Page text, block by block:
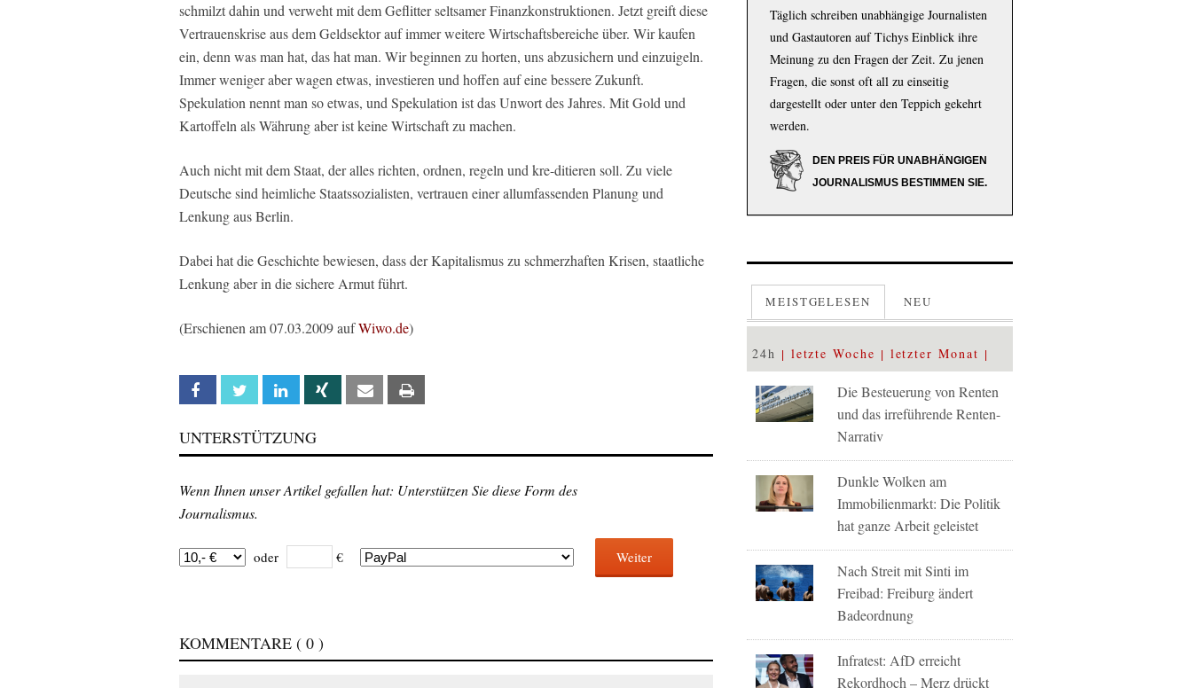
schmilzt dahin und verweht mit dem Geflitter seltsamer Finanzkonstruktionen. Jetzt greift diese
Vertrauenskrise aus dem Geldsektor auf immer weitere Wirtschaftsbereiche über. Wir kaufen
ein, denn was man hat, das hat man. Wir beginnen zu horten, uns abzusichern und einzuigeln.
Immer weniger aber wagen etwas, investieren und hoffen auf eine bessere Zukunft.
Spekulation nennt man so etwas, und Spekulation ist das Unwort des Jahres. Mit Gold und
Kartoffeln als Währung aber ist keine Wirtschaft zu machen.
Auch nicht mit dem Staat, der alles richten, ordnen, regeln und kre-ditieren soll. Zu viele
Deutsche sind heimliche Staatssozialisten, vertrauen einer allumfassenden Planung und
Lenkung aus Berlin.
Dabei hat die Geschichte bewiesen, dass der Kapitalismus zu schmerzhaften Krisen, staatliche
Lenkung aber in die sichere Armut führt.
(Erschienen am 07.03.2009 aufWiwo.de)
Facebook Twitter Linkedin Xing Email
UNTERSTÜTZUNG
Wenn Ihnen unser Artikel gefallen hat: Unterstützen Sie diese Form des
Journalismus.
oder € Weiter
KOMMENTARE ( 0 )
Täglich schreiben unabhängige Journalisten
und Gastautoren auf Tichys Einblick ihre
Meinung zu den Fragen der Zeit. Zu jenen
Fragen, die sonst oft all zu einseitig
dargestellt oder unter den Teppich gekehrt
werden.
DEN PREIS FÜR UNABHÄNGIGEN
JOURNALISMUS BESTIMMEN SIE.
MEISTGELESEN NEU
24h letzte Woche letzter Monat
Die Besteuerung von Renten
und das irreführende Renten-
Narrativ
Dunkle Wolken am
Immobilienmarkt: Die Politik
hat ganze Arbeit geleistet
Nach Streit mit Sinti im
Freibad: Freiburg ändert
Badeordnung
Infratest: AfD erreicht
Rekordhoch – Merz drückt